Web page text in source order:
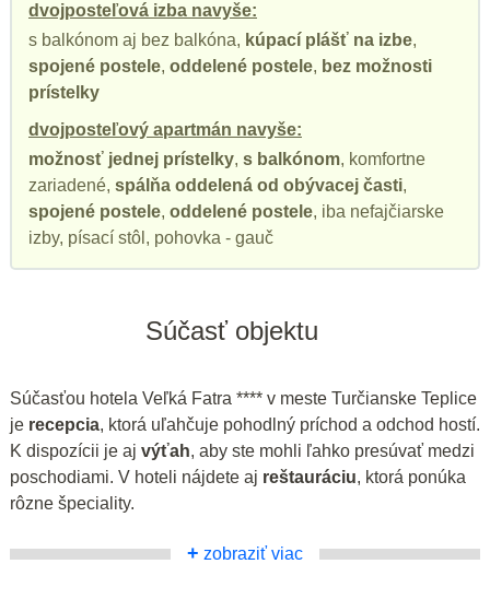
dvojposteľová izba navyše:
s balkónom aj bez balkóna, kúpací plášť na izbe,
spojené postele, oddelené postele, bez možnosti
prístelky
dvojposteľový apartmán navyše:
možnosť jednej prístelky, s balkónom, komfortne
zariadené, spálňa oddelená od obývacej časti,
spojené postele, oddelené postele, iba nefajčiarske
izby, písací stôl, pohovka - gauč
Súčasť objektu
Súčasťou hotela Veľká Fatra **** v meste Turčianske Teplice
je recepcia, ktorá uľahčuje pohodlný príchod a odchod hostí.
K dispozícii je aj výťah, aby ste mohli ľahko presúvať medzi
poschodiami. V hoteli nájdete aj reštauráciu, ktorá ponúka
rôzne špeciality.
+ zobraziť viac